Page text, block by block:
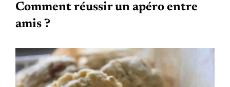
Comment réussir un apéro entre
amis ?